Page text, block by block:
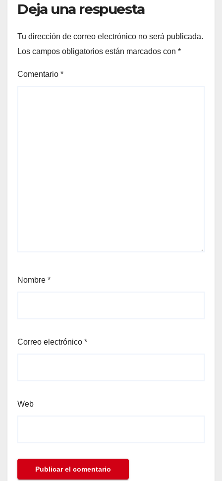
Deja una respuesta
Tu dirección de correo electrónico no será publicada.
Los campos obligatorios están marcados con *
Comentario *
Nombre *
Correo electrónico *
Web